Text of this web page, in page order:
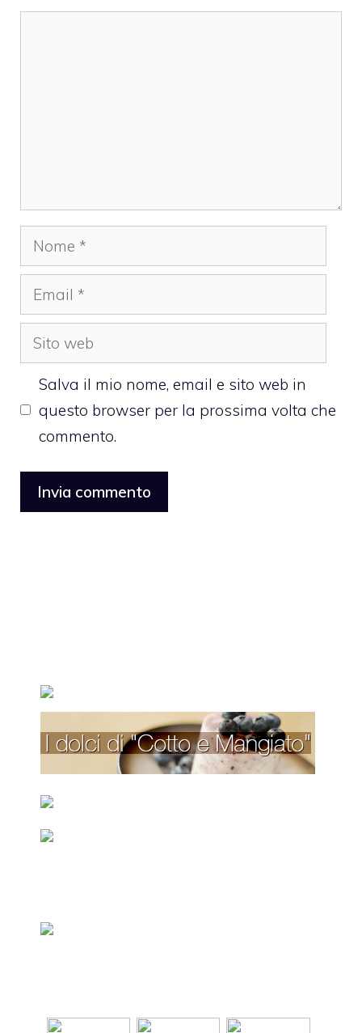
Nome
Email
Sito
web
Salva il mio nome, email e sito web in
questo browser per la prossima volta che
commento.